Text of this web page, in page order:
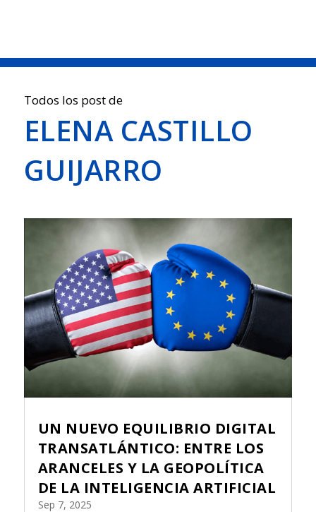
Todos los post de
ELENA CASTILLO
GUIJARRO
UN NUEVO EQUILIBRIO DIGITAL
TRANSATLÁNTICO: ENTRE LOS
ARANCELES Y LA GEOPOLÍTICA
DE LA INTELIGENCIA ARTIFICIAL
Sep 7, 2025